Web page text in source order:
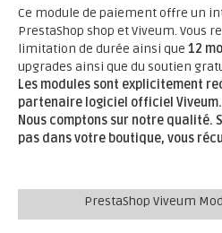
Ce module de paiement offre un
PrestaShop shop et Viveum. Vous
limitation de durée ainsi que 12
upgrades ainsi que du soutien
Les modules sont explicitement
partenaire logiciel officiel Viveum.
Nous comptons sur notre qualité.
pas dans votre boutique, vous
PrestaShop Viveum